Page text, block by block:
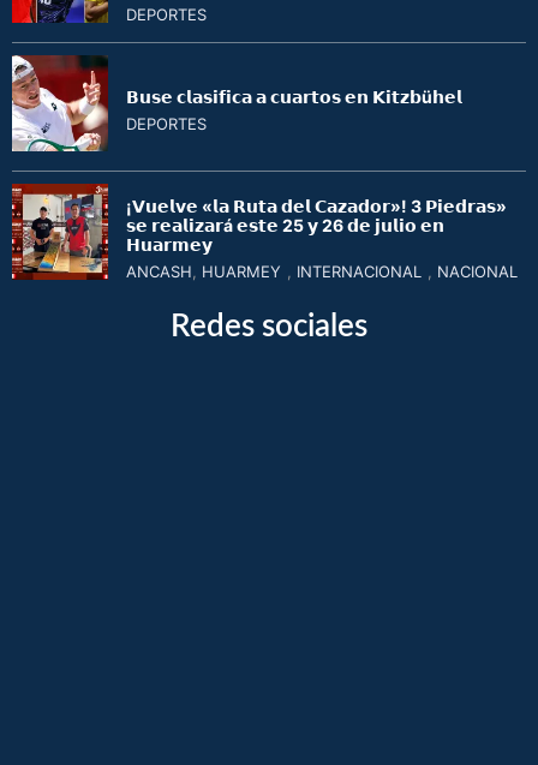
DEPORTES
𝗕𝘂𝘀𝗲 𝗰𝗹𝗮𝘀𝗶𝗳𝗶𝗰𝗮 𝗮 𝗰𝘂𝗮𝗿𝘁𝗼𝘀 𝗲𝗻 𝗞𝗶𝘁𝘇𝗯ü𝗵𝗲𝗹
DEPORTES
¡𝗩𝘂𝗲𝗹𝘃𝗲 «𝗹𝗮 𝗥𝘂𝘁𝗮 𝗱𝗲𝗹 𝗖𝗮𝘇𝗮𝗱𝗼𝗿»! 3 𝗣𝗶𝗲𝗱𝗿𝗮𝘀»
𝘀𝗲 𝗿𝗲𝗮𝗹𝗶𝘇𝗮𝗿á 𝗲𝘀𝘁𝗲 25 𝘆 26 𝗱𝗲 𝗷𝘂𝗹𝗶𝗼 𝗲𝗻
𝗛𝘂𝗮𝗿𝗺𝗲𝘆
ANCASH, HUARMEY , INTERNACIONAL , NACIONAL
Redes sociales